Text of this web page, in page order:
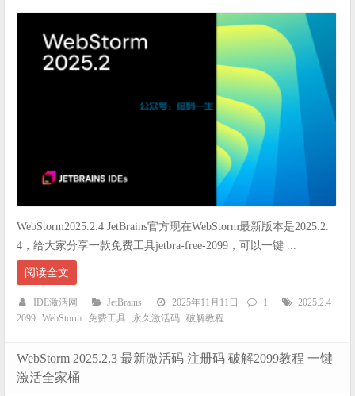
WebStorm2025.2.4 JetBrains官方现在WebStorm最新版本是2025.2.
4，给大家分享一款免费工具jetbra-free-2099，可以一键 ...
阅读全文
IDE激活网 JetBrains 2025年11月11日 1
2025.2.4
2099 WebStorm 免费工具 永久激活码 破解教程
WebStorm 2025.2.3 最新激活码 注册码 破解2099教程 一键
激活全家桶